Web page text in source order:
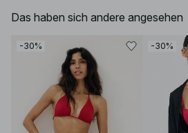
Das haben sich andere angesehen
-30% -30%